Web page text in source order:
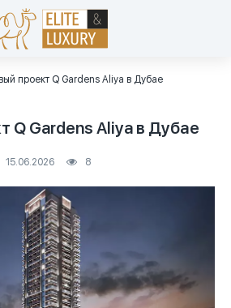
проект Q Gardens Aliya в Дубае
Q Gardens Aliya в Дубае
15.06.2026 8